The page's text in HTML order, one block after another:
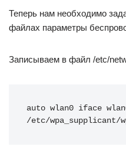
Теперь нам необходимо
файлах параметры
Записываем в файл /etc/
auto wlan0 iface
/etc/wpa_supplicant/